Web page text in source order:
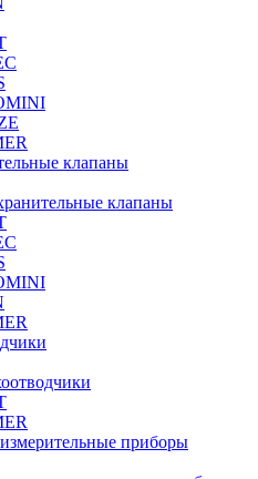
клапаны
клапаны
приборы